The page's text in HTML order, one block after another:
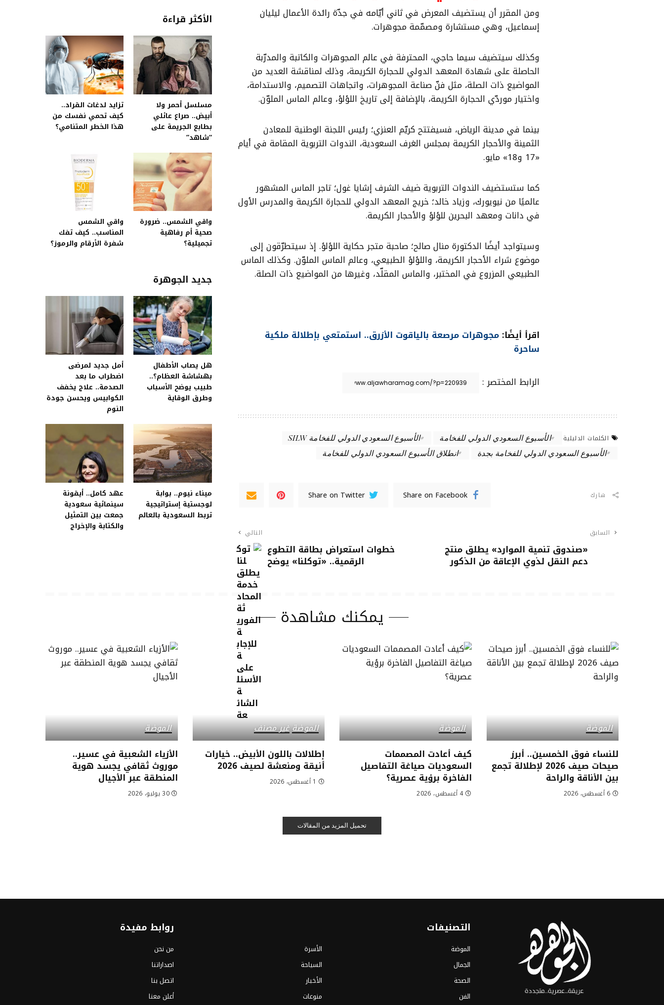
ومن المقرر أن يستضيف المعرض في ثاني أيّامه في جدّة رائدة الأعمال ليليان
إسماعيل، وهي مستشارة ومصمّمة مجوهرات.
وكذلك سيتضيف سيما حاجي، المحترفة في عالم المجوهرات والكاتبة والمدرّبة
الحاصلة على شهادة المعهد الدولي للحجارة الكريمة، وذلك لمناقشة العديد من
المواضيع ذات الصلة، مثل فنّ صناعة المجوهرات، واتجاهات التصميم، والاستدامة،
واختيار موردّي الحجارة الكريمة، بالإضافة إلى تاريخ اللؤلؤ، وعالم الماس الملوّن.
بينما في مدينة الرياض، فسيفتتح كريّم العنزي؛ رئيس اللجنة الوطنية للمعادن
الثمينة والأحجار الكريمة بمجلس الغرف السعودية، الندوات التربوية المقامة في أيام
«17 و18» مايو.
كما ستستضيف الندوات التربوية ضيف الشرف إشايا غول؛ تاجر الماس المشهور
عالميًا من نيويورك، وزياد خالد؛ خريج المعهد الدولي للحجارة الكريمة والمدرس الأول
في دانات ومعهد البحرين للؤلؤ والأحجار الكريمة.
وسيتواجد أيضًا الدكتورة منال صالح؛ صاحبة متجر حكاية اللؤلؤ. إذ سيتطرّقون إلى
موضوع شراء الأحجار الكريمة، واللؤلؤ الطبيعي، وعالم الماس الملوّن. وكذلك الماس
الطبيعي المزروع في المختبر، والماس المقلّد، وغيرها من المواضيع ذات الصلة.
اقرأ أيضًا: مجوهرات مرصعة بالياقوت الأزرق.. استمتعي بإطلالة ملكية
ساحرة
الرابط المختصر :
الكلمات الدليلية الأسبوع السعودي الدولي للفخامة
الأسبوع السعودي الدولي للفخامة SILW
الأسبوع السعودي الدولي للفخامة بجدة
انطلاق الأسبوع السعودي الدولي للفخامة
شارك Share on Facebook
Share on Twitter
السابق
«صندوق تنمية الموارد» يطلق منتج
دعم النقل لذوي الإعاقة من الذكور
التالي
خطوات استعراض بطاقة التطوع
الرقمية.. «توكلنا» يوضح
الأكثر قراءة
مسلسل أحمر ولا
أبيض.. صراع عائلي
بطابع الجريمة على
“شاهد”
تزايد لدغات القراد..
كيف تحمي نفسك من
هذا الخطر المتنامي؟
واقي الشمس.. ضرورة
صحية أم رفاهية
تجميلية؟
واقي الشمس
المناسب.. كيف تفك
شفرة الأرقام والرموز؟
جديد الجوهرة
هل يصاب الأطفال
بهشاشة العظام؟..
طبيب يوضح الأسباب
وطرق الوقاية
أمل جديد لمرضى
اضطراب ما بعد
الصدمة.. علاج يخفف
الكوابيس ويحسن جودة
النوم
ميناء نيوم.. بوابة
لوجستية إستراتيجية
تربط السعودية بالعالم
عهد كامل.. أيقونة
سينمائية سعودية
جمعت بين التمثيل
والكتابة والإخراج
يمكنك مشاهدة
الموضة
للنساء فوق الخمسين.. أبرز
صيحات صيف 2026 لإطلالة تجمع
بين الأناقة والراحة
6 أغسطس، 2026
الموضة
كيف أعادت المصممات
السعوديات صياغة التفاصيل
الفاخرة برؤية عصرية؟
4 أغسطس، 2026
الموضةغير مصنف
إطلالات باللون الأبيض.. خيارات
أنيقة ومنعشة لصيف 2026
1 أغسطس، 2026
الموضة
الأزياء الشعبية في عسير..
موروث ثقافي يجسد هوية
المنطقة عبر الأجيال
30 يوليو، 2026
تحميل المزيد من المقالات
التصنيفات
الموضة
الجمال
الصحة
الفن
الأسرة
السياحة
الأخبار
منوعات
روابط مفيدة
من نحن
اصداراتنا
اتصل بنا
أعلن معنا